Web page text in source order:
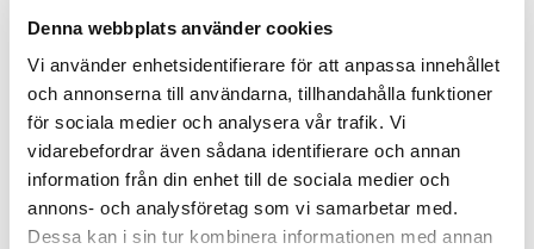
Denna webbplats använder cookies
Vi använder enhetsidentifierare för att anpassa innehållet
och annonserna till användarna, tillhandahålla funktioner
för sociala medier och analysera vår trafik. Vi
vidarebefordrar även sådana identifierare och annan
information från din enhet till de sociala medier och
annons- och analysföretag som vi samarbetar med.
Dessa kan i sin tur kombinera informationen med annan
Card Holder Solid Silicone Case